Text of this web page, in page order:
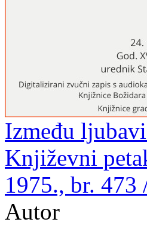
Između
Književni
1975., br. 473
Autor